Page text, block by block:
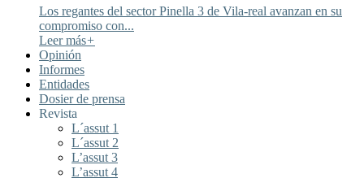
Los regantes del sector Pinella 3 de Vila-real avanzan en su
compromiso con...
Leer más+
Opinión
Informes
Entidades
Dosier de prensa
Revista
L´assut 1
L´assut 2
L’assut 3
L’assut 4